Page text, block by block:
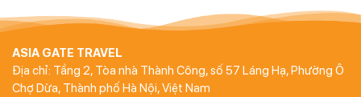
ASIA GATE TRAVEL
Địa chỉ: Tầng 2, Tòa nhà Thành Công, số 57 Láng Hạ, Phường Ô
Chợ Dừa, Thành phố Hà Nội, Việt Nam